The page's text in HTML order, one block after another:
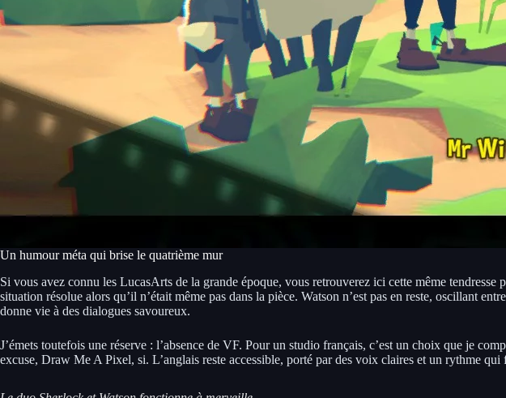
Un humour méta qui brise le quatrième mur
Si vous avez connu les LucasArts de la grande époque, vous retrouverez ici cette même
situation résolue alors qu’il n’était même pas dans la pièce. Watson n’est pas en reste, oscillant
donne vie à des dialogues savoureux.
J’émets toutefois une réserve : l’absence de VF. Pour un studio français, c’est un choix que je
excuse, Draw Me A Pixel, si. L’anglais reste accessible, porté par des voix claires et un rythme